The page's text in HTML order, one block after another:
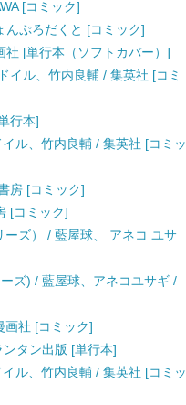
[コミック]
んぷろだくと [コミック]
[単行本（ソフトカバー）]
イル、竹内良輔 / 集英社 [コミ
行本]
ル、竹内良輔 / 集英社 [コミッ
房 [コミック]
[コミック]
ズ） / 藍屋球、 アネコ ユサ
ズ) / 藍屋球、アネコユサギ /
画社 [コミック]
タン出版 [単行本]
ル、竹内良輔 / 集英社 [コミッ